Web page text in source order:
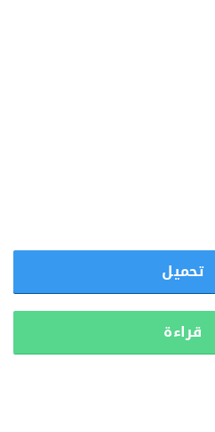
تحميل
قراءة